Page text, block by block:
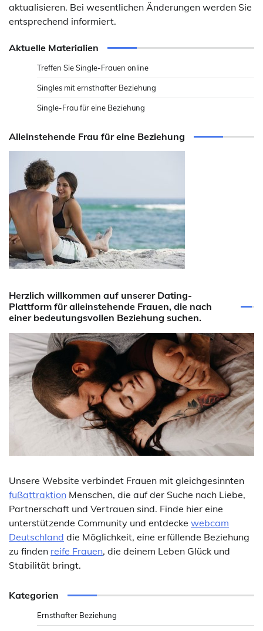
aktualisieren. Bei wesentlichen Änderungen werden Sie
entsprechend informiert.
Aktuelle Materialien
Treffen Sie Single-Frauen online
Singles mit ernsthafter Beziehung
Single-Frau für eine Beziehung
Alleinstehende Frau für eine Beziehung
Herzlich willkommen auf unserer Dating-
Plattform für alleinstehende Frauen, die nach
einer bedeutungsvollen Beziehung suchen.
Unsere Website verbindet Frauen mit gleichgesinnten
fußattraktion Menschen, die auf der Suche nach Liebe,
Partnerschaft und Vertrauen sind. Finde hier eine
unterstützende Community und entdecke webcam
Deutschland die Möglichkeit, eine erfüllende Beziehung
zu finden reife Frauen, die deinem Leben Glück und
Stabilität bringt.
Kategorien
Ernsthafter Beziehung